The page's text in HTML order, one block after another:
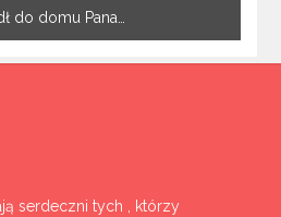
do domu Pana…
serdeczni tych , którzy